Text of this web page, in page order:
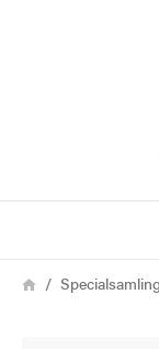
Länkstig
Hem